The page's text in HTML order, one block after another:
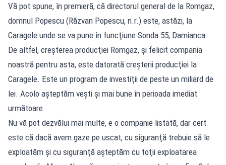
Vă pot spune, în premieră, că directorul general de la Romgaz,
domnul Popescu (Răzvan Popescu, n.r.) este, astăzi, la
Caragele unde se va pune în funcţiune Sonda 55, Damianca.
De altfel, creşterea producţiei Romgaz, şi felicit compania
noastră pentru asta, este datorată creşterii producţiei la
Caragele. Este un program de investiţii de peste un miliard de
lei. Acolo aşteptăm veşti şi mai bune în perioada imediat
următoare
Nu vă pot dezvălui mai multe, e o companie listată, dar cert
este că dacă avem gaze pe uscat, cu siguranţă trebuie să le
exploatăm şi cu siguranţă aşteptăm cu toţii exploatarea